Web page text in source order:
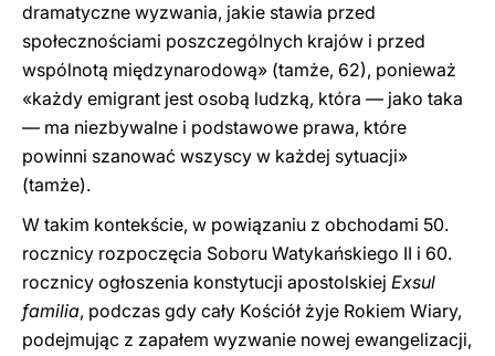
dramatyczne wyzwania, jakie stawia przed
społecznościami poszczególnych krajów i przed
wspólnotą międzynarodową» (tamże, 62), ponieważ
«każdy emigrant jest osobą ludzką, która — jako taka
— ma niezbywalne i podstawowe prawa, które
powinni szanować wszyscy w każdej sytuacji»
(tamże).
W takim kontekście, w powiązaniu z obchodami 50.
rocznicy rozpoczęcia Soboru Watykańskiego II i 60.
rocznicy ogłoszenia konstytucji apostolskiej Exsul
familia, podczas gdy cały Kościół żyje Rokiem Wiary,
podejmując z zapałem wyzwanie nowej ewangelizacji,